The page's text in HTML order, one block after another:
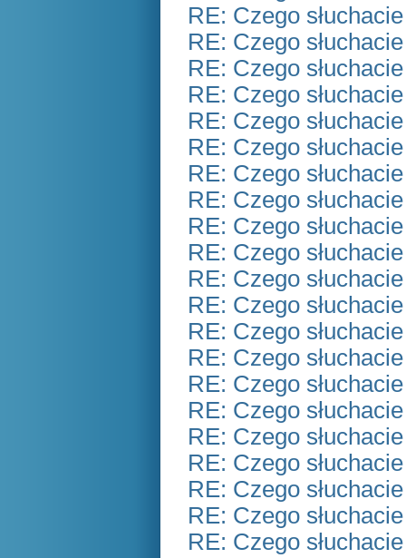
RE: Czego
RE: Czego
RE: Czego
RE: Czego
RE: Czego
RE: Czego
RE: Czego
RE: Czego
RE: Czego
RE: Czego
RE: Czego
RE: Czego
RE: Czego
RE: Czego
RE: Czego
RE: Czego
RE: Czego
RE: Czego
RE: Czego
RE: Czego
RE: Czego